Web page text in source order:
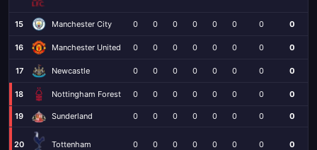
15 Manchester City 0 0 0 0 0 0 0 0
16 Manchester United 0 0 0 0 0 0 0 0
17 Newcastle 0 0 0 0 0 0 0 0
18 Nottingham Forest 0 0 0 0 0 0 0 0
19 Sunderland 0 0 0 0 0 0 0 0
20 Tottenham 0 0 0 0 0 0 0 0